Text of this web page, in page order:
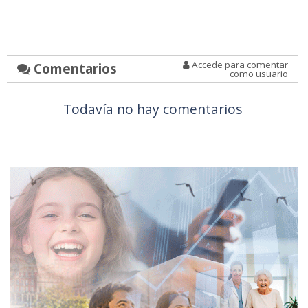
Comentarios Accede para comentar
como usuario
Todavía no hay comentarios